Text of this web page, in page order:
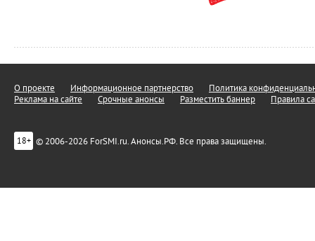
О проекте Информационное партнерство
Политика
Реклама на сайте
Срочные анонсы Разместить баннер Правила
18+ © 2006-2026 ForSMI.ru. Анонсы.РФ. Все права защищены.